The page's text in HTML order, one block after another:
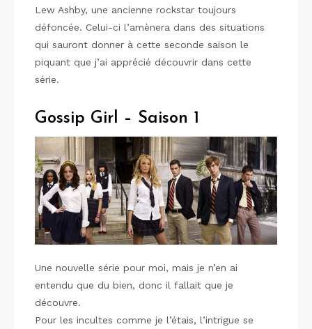
Lew Ashby, une ancienne rockstar toujours
défoncée. Celui-ci l’amènera dans des situations
qui sauront donner à cette seconde saison le
piquant que j’ai apprécié découvrir dans cette
série.
Gossip Girl – Saison 1
Une nouvelle série pour moi, mais je n’en ai
entendu que du bien, donc il fallait que je
découvre.
Pour les incultes comme je l’étais, l’intrigue se